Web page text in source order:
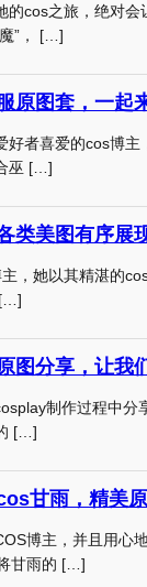
cos之旅，绝对会
”， […]
原图套，一起
者喜爱的cos博主
巫 […]
类美图有序展
，她以其精湛的
[…]
图分享，让我
制作过程中分
[…]
博主，并且用心
甘雨的 […]